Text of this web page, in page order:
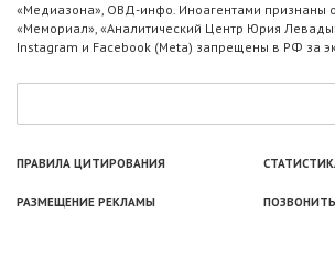
«Медиазона», ОВД-инфо. Иноагентами признаны
«Мемориал», «Аналитический Центр Юрия
Instagram и Facebook (Metа) запрещены в РФ за
ПРАВИЛА ЦИТИРОВАНИЯ
РАЗМЕЩЕНИЕ РЕКЛАМЫ